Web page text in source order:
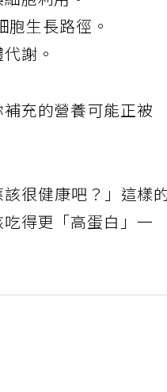
生長路徑。
謝。
充的營養可能正被
該很健康吧？」這樣
得更「高蛋白」一